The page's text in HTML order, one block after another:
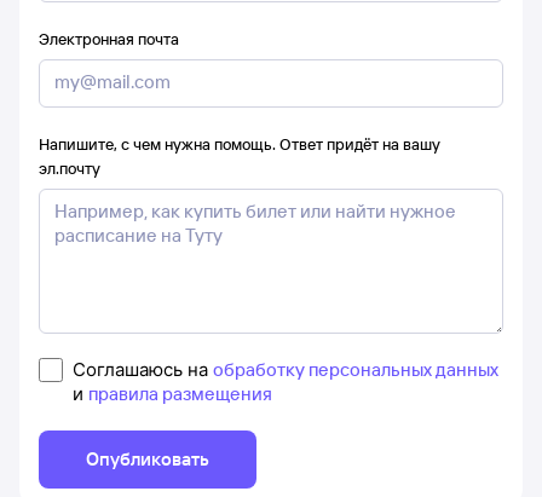
Электронная почта
Напишите, с чем нужна помощь. Ответ придёт на вашу
эл.почту
Соглашаюсь на обработку персональных данных
и правила размещения
Опубликовать